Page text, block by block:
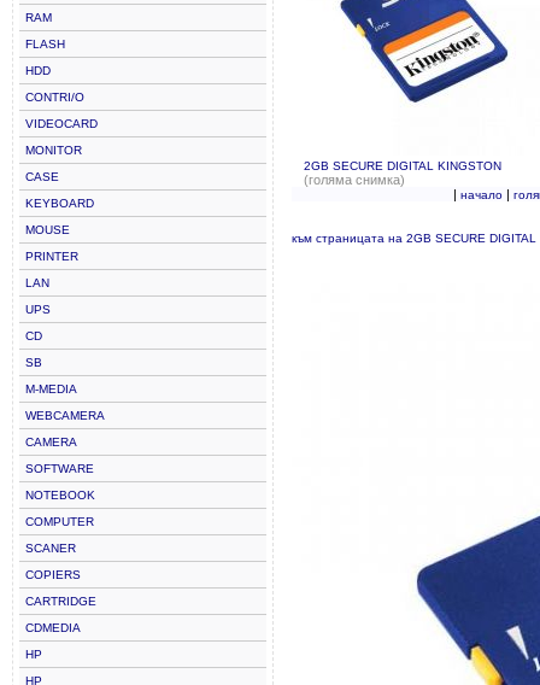
RAM
FLASH
HDD
CONTRI/O
VIDEOCARD
MONITOR
CASE
KEYBOARD
MOUSE
PRINTER
LAN
UPS
CD
SB
M-MEDIA
WEBCAMERA
CAMERA
SOFTWARE
NOTEBOOK
COMPUTER
SCANER
COPIERS
CARTRIDGE
CDMEDIA
HP
HP_
2GB SECURE DIGITAL KINGSTON
(голяма снимка)
|начало |
към страницата на 2GB SECURE DIGITAL